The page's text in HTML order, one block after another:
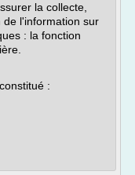
la collecte,
de l'information sur
: la fonction
: